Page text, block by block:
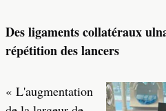
Des ligaments collatéraux
répétition des lancers
« L'augmentation